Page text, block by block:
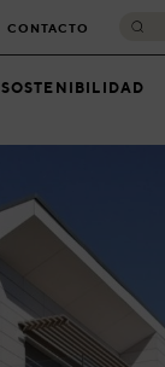
CONTACTO
SOSTENIBILIDAD